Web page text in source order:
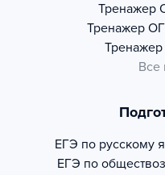
Тренажер
Тренажер
Тренажер
Все
ЕГЭ по русскому
ЕГЭ по